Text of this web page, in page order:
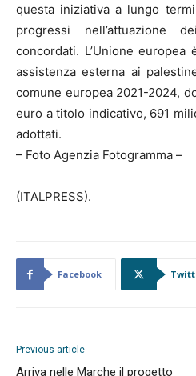
questa iniziativa a lungo
progressi nell’attuazione
concordati. L’Unione
assistenza esterna ai
comune europea 2021-2024,
euro a titolo indicativo, 691
adottati.
– Foto Agenzia Fotogramma –
(ITALPRESS).
Facebook
Previous article
Arriva nelle Marche il progetto